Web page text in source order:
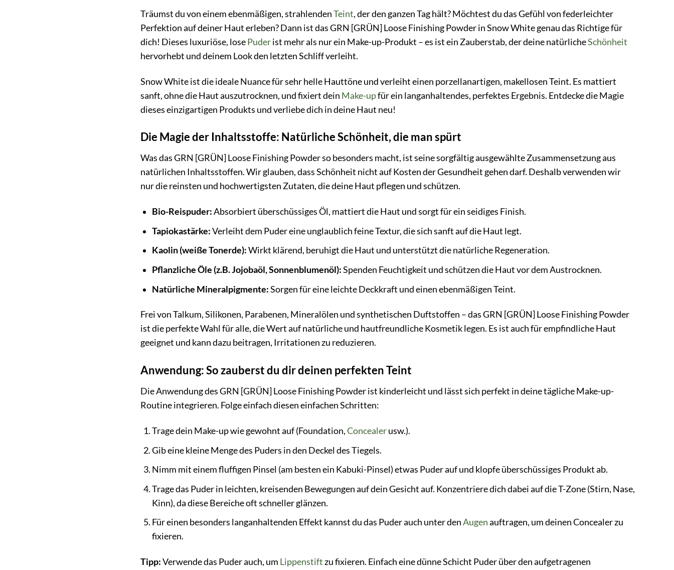
Träumst du von einem ebenmäßigen, strahlendenTeint, der den ganzen Tag hält? Möchtest du das Gefühl von federleichter
Perfektion auf deiner Haut erleben? Dann ist das GRN [GRÜN] Loose Finishing Powder in Snow White genau das Richtige für
dich! Dieses luxuriöse, losePuderist mehr als nur ein Make-up-Produkt – es ist ein Zauberstab, der deine natürlicheSchönheit
hervorhebt und deinem Look den letzten Schliff verleiht.
Snow White ist die ideale Nuance für sehr helle Hauttöne und verleiht einen porzellanartigen, makellosen Teint. Es mattiert
sanft, ohne die Haut auszutrocknen, und fixiert dein Make-upfür ein langanhaltendes, perfektes Ergebnis. Entdecke die Magie
dieses einzigartigen Produkts und verliebe dich in deine Haut neu!
Die Magie der Inhaltsstoffe: Natürliche Schönheit, die man spürt
Was das GRN [GRÜN] Loose Finishing Powder so besonders macht, ist seine sorgfältig ausgewählte Zusammensetzung aus
natürlichen Inhaltsstoffen. Wir glauben, dass Schönheit nicht auf Kosten der Gesundheit gehen darf. Deshalb verwenden wir
nur die reinsten und hochwertigsten Zutaten, die deine Haut pflegen und schützen.
Bio-Reispuder:Absorbiert überschüssiges Öl, mattiert die Haut und sorgt für ein seidiges Finish.
Tapiokastärke:Verleiht dem Puder eine unglaublich feine Textur, die sich sanft auf die Haut legt.
Kaolin (weiße Tonerde):Wirkt klärend, beruhigt die Haut und unterstützt die natürliche Regeneration.
Pflanzliche Öle (z.B. Jojobaöl, Sonnenblumenöl):Spenden Feuchtigkeit und schützen die Haut vor dem Austrocknen.
Natürliche Mineralpigmente:Sorgen für eine leichte Deckkraft und einen ebenmäßigen Teint.
Frei von Talkum, Silikonen, Parabenen, Mineralölen und synthetischen Duftstoffen – das GRN [GRÜN] Loose Finishing Powder
ist die perfekte Wahl für alle, die Wert auf natürliche und hautfreundliche Kosmetik legen. Es ist auch für empfindliche Haut
geeignet und kann dazu beitragen, Irritationen zu reduzieren.
Anwendung: So zauberst du dir deinen perfekten Teint
Die Anwendung des GRN [GRÜN] Loose Finishing Powder ist kinderleicht und lässt sich perfekt in deine tägliche Make-up-
Routine integrieren. Folge einfach diesen einfachen Schritten:
Trage dein Make-up wie gewohnt auf (Foundation,Concealerusw.).
Gib eine kleine Menge des Puders in den Deckel des Tiegels.
Nimm mit einem fluffigen Pinsel (am besten ein Kabuki-Pinsel) etwas Puder auf und klopfe überschüssiges Produkt ab.
Trage das Puder in leichten, kreisenden Bewegungen auf dein Gesicht auf. Konzentriere dich dabei auf die T-Zone (Stirn, Nase,
Kinn), da diese Bereiche oft schneller glänzen.
Für einen besonders langanhaltenden Effekt kannst du das Puder auch unter denAugenauftragen, um deinen Concealer zu
fixieren.
Tipp:Verwende das Puder auch, um Lippenstiftzu fixieren. Einfach eine dünne Schicht Puder über den aufgetragenen